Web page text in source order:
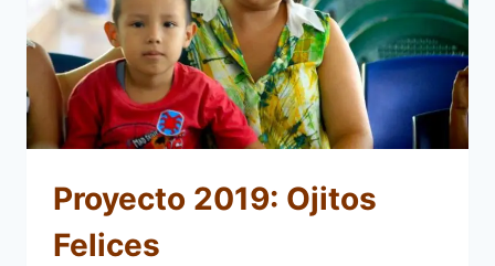
Proyecto 2019: Ojitos
Felices